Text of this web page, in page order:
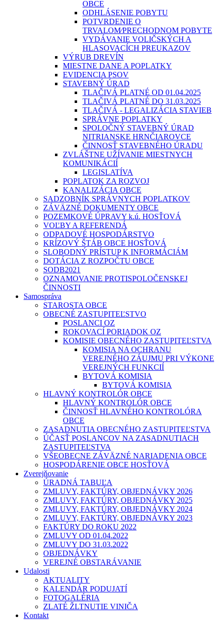
OBCE
ODHLÁSENIE POBYTU
POTVRDENIE O
TRVALOM⁄PRECHODNOM POBYTE
VYDÁVANIE VOLIČSKÝCH A
HLASOVACÍCH PREUKAZOV
VÝRUB DREVÍN
MIESTNE DANE A POPLATKY
EVIDENCIA PSOV
STAVEBNÝ ÚRAD
TLAČIVÁ PLATNÉ OD 01.04.2025
TLAČIVÁ PLATNÉ DO 31.03.2025
TLAČIVÁ - LEGALIZÁCIA STAVIEB
SPRÁVNE POPLATKY
SPOLOČNÝ STAVEBNÝ ÚRAD
NITRIANSKE HRNČIAROVCE
ČINNOSŤ STAVEBNÉHO ÚRADU
ZVLÁŠTNE UŽÍVANIE MIESTNYCH
KOMUNIKÁCIÍ
LEGISLATÍVA
POPLATOK ZA ROZVOJ
KANALIZÁCIA OBCE
SADZOBNÍK SPRÁVNYCH POPLATKOV
ZÁVÄZNÉ DOKUMENTY OBCE
POZEMKOVÉ ÚPRAVY k.ú. HOSŤOVÁ
VOĽBY A REFERENDÁ
ODPADOVÉ HOSPODÁRSTVO
KRÍZOVÝ ŠTÁB OBCE HOSŤOVÁ
SLOBODNÝ PRÍSTUP K INFORMÁCIÁM
DOTÁCIA Z ROZPOČTU OBCE
SODB2021
OZNAMOVANIE PROTISPOLOČENSKEJ
ČINNOSTI
Samospráva
STAROSTA OBCE
OBECNÉ ZASTUPITEĽSTVO
POSLANCI OZ
ROKOVACÍ PORIADOK OZ
KOMISIE OBECNÉHO ZASTUPITEĽSTVA
KOMISIA NA OCHRANU
VEREJNÉHO ZÁUJMU PRI VÝKONE
VEREJNÝCH FUNKCIÍ
BYTOVÁ KOMISIA
BYTOVÁ KOMISIA
HLAVNÝ KONTROLÓR OBCE
HLAVNÝ KONTROLÓR OBCE
ČINNOSŤ HLAVNÉHO KONTROLÓRA
OBCE
ZASADNUTIA OBECNÉHO ZASTUPITEĽSTVA
ÚČASŤ POSLANCOV NA ZASADNUTIACH
ZASTUPITEĽSTVA
VŠEOBECNE ZÁVÄZNÉ NARIADENIA OBCE
HOSPODÁRENIE OBCE HOSŤOVÁ
Zverejňovanie
ÚRADNÁ TABUĽA
ZMLUVY, FAKTÚRY, OBJEDNÁVKY 2026
ZMLUVY, FAKTÚRY, OBJEDNÁVKY 2025
ZMLUVY, FAKTÚRY, OBJEDNÁVKY 2024
ZMLUVY, FAKTÚRY, OBJEDNÁVKY 2023
FAKTÚRY DO ROKU 2022
ZMLUVY OD 01.04.2022
ZMLUVY DO 31.03.2022
OBJEDNÁVKY
VEREJNÉ OBSTARÁVANIE
Udalosti
AKTUALITY
KALENDÁR PODUJATÍ
FOTOGALÉRIA
ZLATÉ ŽLTNUTIE VINIČA
Kontakt